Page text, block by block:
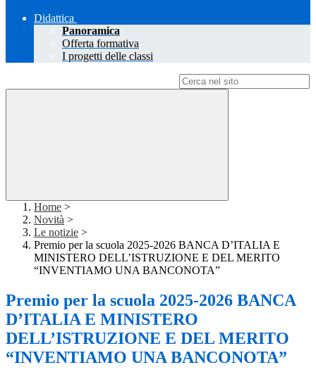
Didattica
Panoramica
Offerta formativa
I progetti delle classi
Home >
Novità >
Le notizie >
Premio per la scuola 2025-2026 BANCA D’ITALIA E
MINISTERO DELL’ISTRUZIONE E DEL MERITO
“INVENTIAMO UNA BANCONOTA”
Premio per la scuola 2025-2026 BANCA
D’ITALIA E MINISTERO
DELL’ISTRUZIONE E DEL MERITO
“INVENTIAMO UNA BANCONOTA”